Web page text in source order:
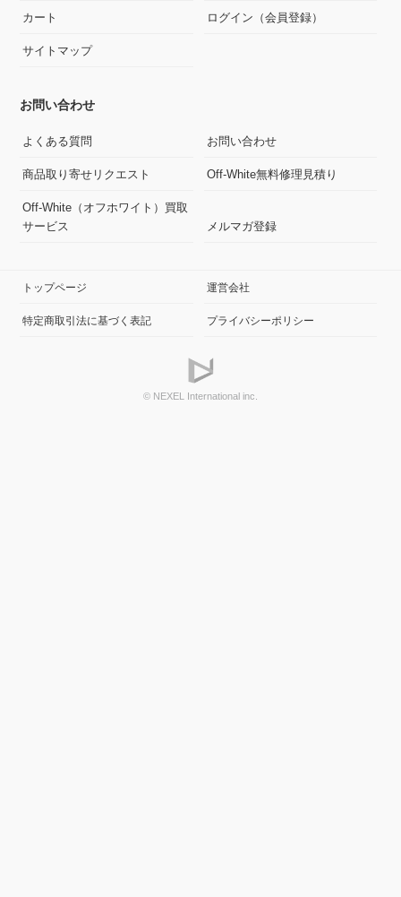
カート ログイン（会員登録）
サイトマップ
お問い合わせ
よくある質問 お問い合わせ
商品取り寄せリクエスト Off-White無料修理見積り
Off-White（オフホワイト）買取
サービス
メルマガ登録
トップページ 運営会社
特定商取引法に基づく表記 プライバシーポリシー
© NEXEL International inc.